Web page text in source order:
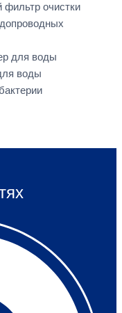
фильтр очистки
для воды
воды